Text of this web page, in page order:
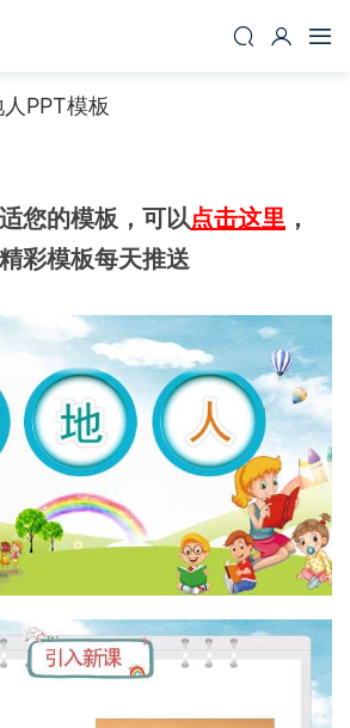
PPT模板
您的模板，可以点击这里 ，
彩模板每天推送